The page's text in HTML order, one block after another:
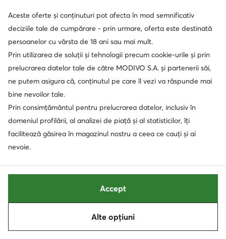
extra -15% Cod: SUMMER
DC Shoes
Sneakers · Negru
339,99
extra -15% Cod: SUMMER
AI
DC Shoes
Sneakers · Negru
239,99Lei
DC Shoes
extra -15% Cod: SUMMER
DC Shoes
Aceste oferte și conținuturi pot afecta în mod semnificativ
deciziile tale de cumpărare - prin urmare, oferta este destinată
persoanelor cu vârsta de 18 ani sau mai mult.
Prin utilizarea de soluții și tehnologii precum cookie-urile și prin
prelucrarea datelor tale de către MODIVO S.A. și partenerii săi,
ne putem asigura că, conținutul pe care îl vezi va răspunde mai
bine nevoilor tale.
Prin consimțământul pentru prelucrarea datelor, inclusiv în
domeniul profilării, al analizei de piață și al statisticilor, îți
facilitează găsirea în magazinul nostru a ceea ce cauți și ai
nevoie.
Alte opțiuni
Accept